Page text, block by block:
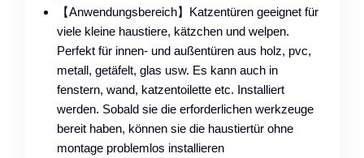
【Anwendungsbereich】Katzentüren geeignet für
viele kleine haustiere, kätzchen und welpen.
Perfekt für innen- und außentüren aus holz, pvc,
metall, getäfelt, glas usw. Es kann auch in
fenstern, wand, katzentoilette etc. Installiert
werden. Sobald sie die erforderlichen werkzeuge
bereit haben, können sie die haustiertür ohne
montage problemlos installieren